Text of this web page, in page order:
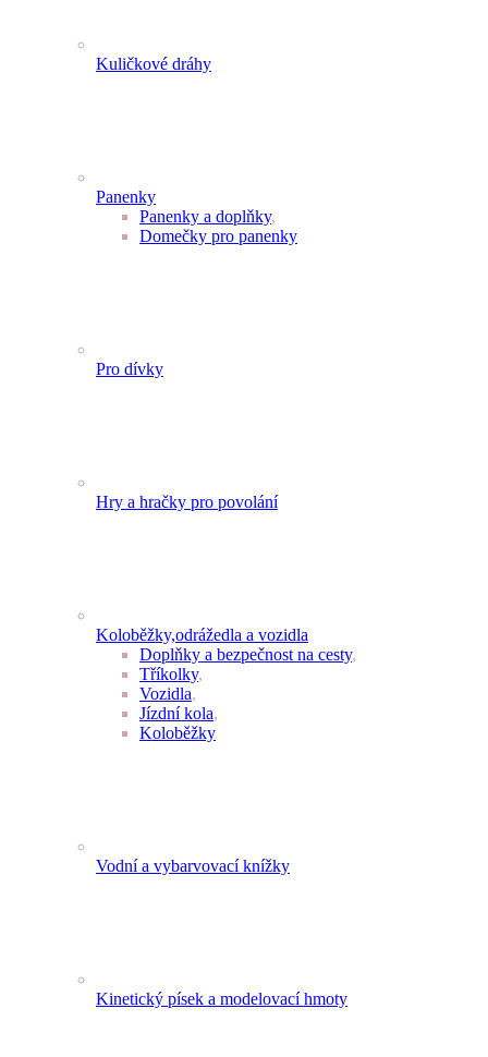
Kuličkové dráhy
Panenky
Panenky a doplňky,
Domečky pro panenky
Pro dívky
Hry a hračky pro povolání
Koloběžky,odrážedla a vozidla
Doplňky a bezpečnost na cesty,
Tříkolky,
Vozidla,
Jízdní kola,
Koloběžky
Vodní a vybarvovací knížky
Kinetický písek a modelovací hmoty